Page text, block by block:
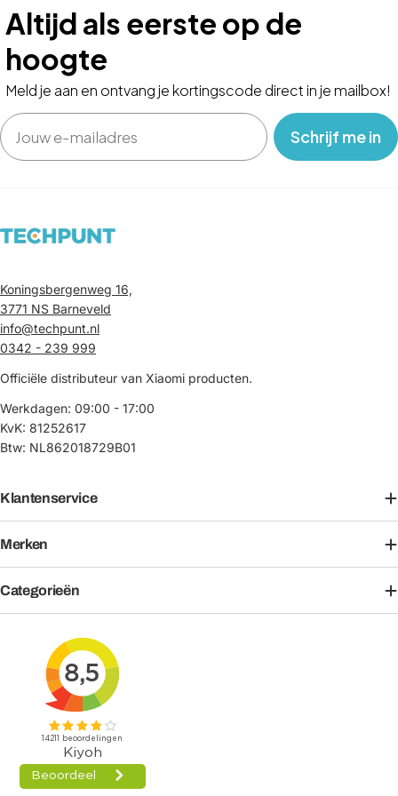
Altijd als eerste op de
hoogte
Meld je aan en ontvang je kortingscode direct in je mailbox!
Email
‎ ‎ ‎ Schrijf me in‎ ‎ ‎ ‎
Koningsbergenweg 16,
3771 NS Barneveld
info@techpunt.nl
0342 - 239 999
Officiële distributeur van Xiaomi producten.
Werkdagen: 09:00 - 17:00
KvK: 81252617
Btw: NL862018729B01
Klantenservice
Merken
Categorieën